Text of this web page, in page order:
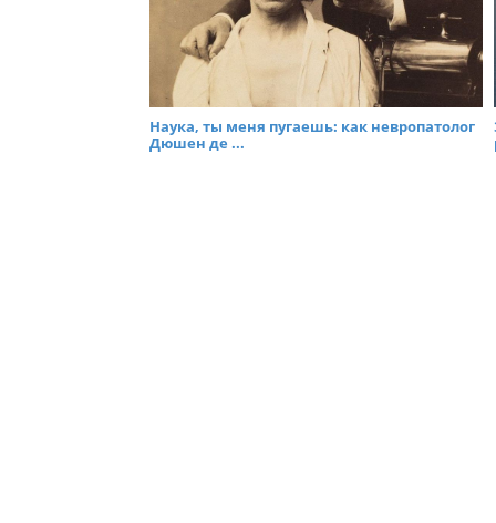
Наука, ты меня пугаешь: как невропатолог
Дюшен де ...